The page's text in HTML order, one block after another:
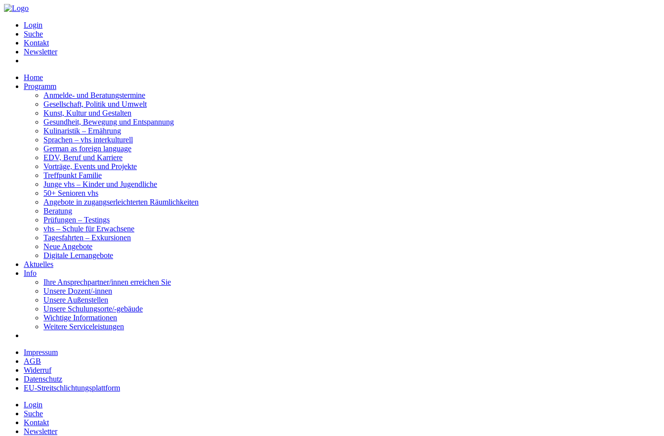
Login
Suche
Kontakt
Newsletter
Home
Programm
Anmelde- und Beratungstermine
Gesellschaft, Politik und Umwelt
Kunst, Kultur und Gestalten
Gesundheit, Bewegung und Entspannung
Kulinaristik – Ernährung
Sprachen – vhs interkulturell
German as foreign language
EDV, Beruf und Karriere
Vorträge, Events und Projekte
Treffpunkt Familie
Junge vhs – Kinder und Jugendliche
50+ Senioren vhs
Angebote in zugangserleichterten Räumlichkeiten
Beratung
Prüfungen – Testings
vhs – Schule für Erwachsene
Tagesfahrten – Exkursionen
Neue Angebote
Digitale Lernangebote
Aktuelles
Info
Ihre Ansprechpartner/innen erreichen Sie
Unsere Dozent/-innen
Unsere Außenstellen
Unsere Schulungsorte/-gebäude
Wichtige Informationen
Weitere Serviceleistungen
Impressum
AGB
Widerruf
Datenschutz
EU-Streitschlichtungsplattform
Login
Suche
Kontakt
Newsletter